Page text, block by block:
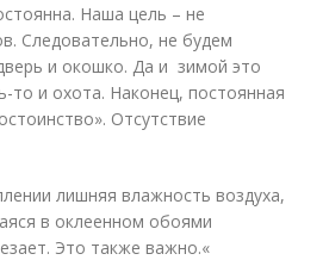
Наша цель – не
Следовательно, не будем
и окошко. Да и зимой это
то и охота. Наконец, постоянная
Отсутствие
лишняя влажность воздуха,
в оклеенном обоями
Это также важно.«